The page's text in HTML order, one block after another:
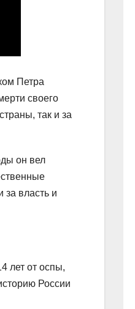
Петра
своего
так и за
он вел
за власть и
лет от оспы,
России